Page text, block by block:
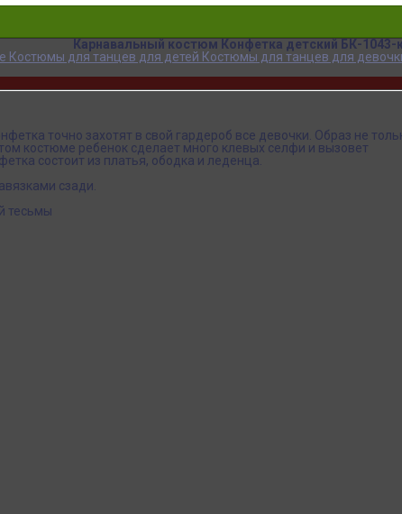
Карнавальный костюм Конфетка детский БК-1043-
Костюмы для танцев для детей Костюмы для танцев для
точно захотят в свой гардероб все девочки. Образ не
костюме ребенок сделает много клевых селфи и вызовет
состоит из платья, ободка и леденца.
сзади.
тесьмы